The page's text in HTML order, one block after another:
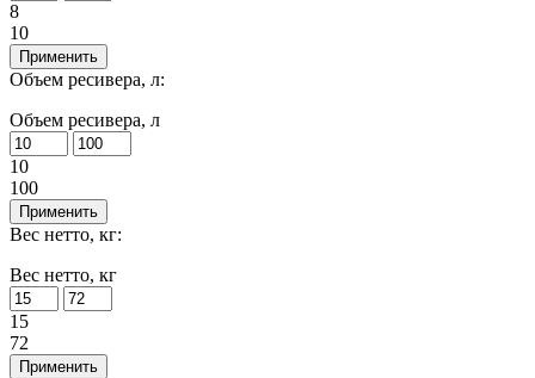
8
10
Применить
Объем ресивера, л:
Объем ресивера, л
10
100
Применить
Вес нетто, кг:
Вес нетто, кг
15
72
Применить